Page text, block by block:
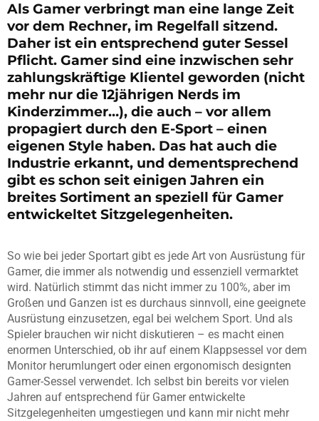
Als Gamer verbringt man eine lange Zeit
vor dem Rechner, im Regelfall sitzend.
Daher ist ein entsprechend guter Sessel
Pflicht. Gamer sind eine inzwischen sehr
zahlungskräftige Klientel geworden (nicht
mehr nur die 12jährigen Nerds im
Kinderzimmer…), die auch – vor allem
propagiert durch den E-Sport – einen
eigenen Style haben. Das hat auch die
Industrie erkannt, und dementsprechend
gibt es schon seit einigen Jahren ein
breites Sortiment an speziell für Gamer
entwickeltet Sitzgelegenheiten.
So wie bei jeder Sportart gibt es jede Art von Ausrüstung für
Gamer, die immer als notwendig und essenziell vermarktet
wird. Natürlich stimmt das nicht immer zu 100%, aber im
Großen und Ganzen ist es durchaus sinnvoll, eine geeignete
Ausrüstung einzusetzen, egal bei welchem Sport. Und als
Spieler brauchen wir nicht diskutieren – es macht einen
enormen Unterschied, ob ihr auf einem Klappsessel vor dem
Monitor herumlungert oder einen ergonomisch designten
Gamer-Sessel verwendet. Ich selbst bin bereits vor vielen
Jahren auf entsprechend für Gamer entwickelte
Sitzgelegenheiten umgestiegen und kann mir nicht mehr